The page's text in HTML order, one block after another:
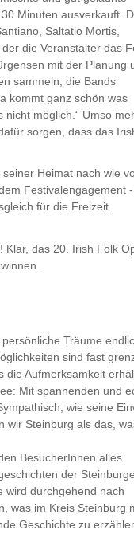
Minuten ausverkauft.
Saltatio Mortis,
die Veranstalter das
mit der Planung
sammeln, die Bands
kommt ganz schön was
nicht möglich.“ Umso
sorgen, dass das
Heimat nach wie
Festivalengagement
für die Freizeit.
das 20. Irish Folk
Träume
sind fast
die Aufmerksamkeit
Mit spannenden und
wie seine
wir Steinburg als das,
BesucherInnen alles
der
wird durchgehend nach
was im Kreis Steinburg
Geschichte zu